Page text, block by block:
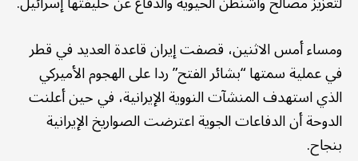
ومساء أمس الاثنين، قصفت إيران قاعدة العديد في قطر
في عملية سمتها “بشائر الفتح” ردا على الهجوم الأميركي
الذي استهدف المنشآت النووية الإيرانية، في حين أعلنت
الدوحة أن الدفاعات الجوية اعترضت الصواريخ الإيرانية
بنجاح.